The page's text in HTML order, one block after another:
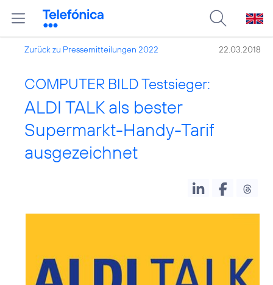
Zurück zu Pressemitteilungen 2022 22.03.2018
COMPUTER BILD Testsieger:
ALDI TALK als bester
Supermarkt-Handy-Tarif
ausgezeichnet